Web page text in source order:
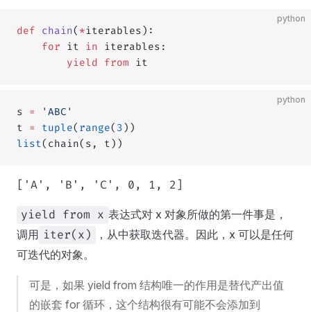
python
def chain(*iterables):
    for
it in iterables:
        yield from
it
python
s =
'ABC'
t = tuple( range( 3 ))
list(chain(s, t))
['A', 'B', 'C', 0, 1, 2]
yield from x 表达式对 x 对象所做的第一件事是，
调用 iter(x)
，从中获取迭代器。因此，x 可以是任何
可迭代的对象。
可是，如果 yield from 结构唯一的作用是替代产出值
的嵌套 for 循环，这个结构很有可能不会添加到